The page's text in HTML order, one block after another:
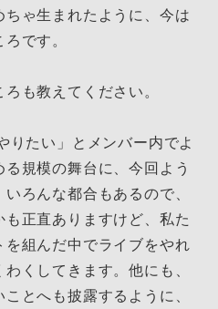
ゃ生まれたように、今は
です。
も教えてください。
りたい」とメンバー内でよ
規模の舞台に、今回よう
ろんな都合もあるので、
正直ありますけど、私た
組んだ中でライブをやれ
くしてきます。他にも、
とへも披露するように、